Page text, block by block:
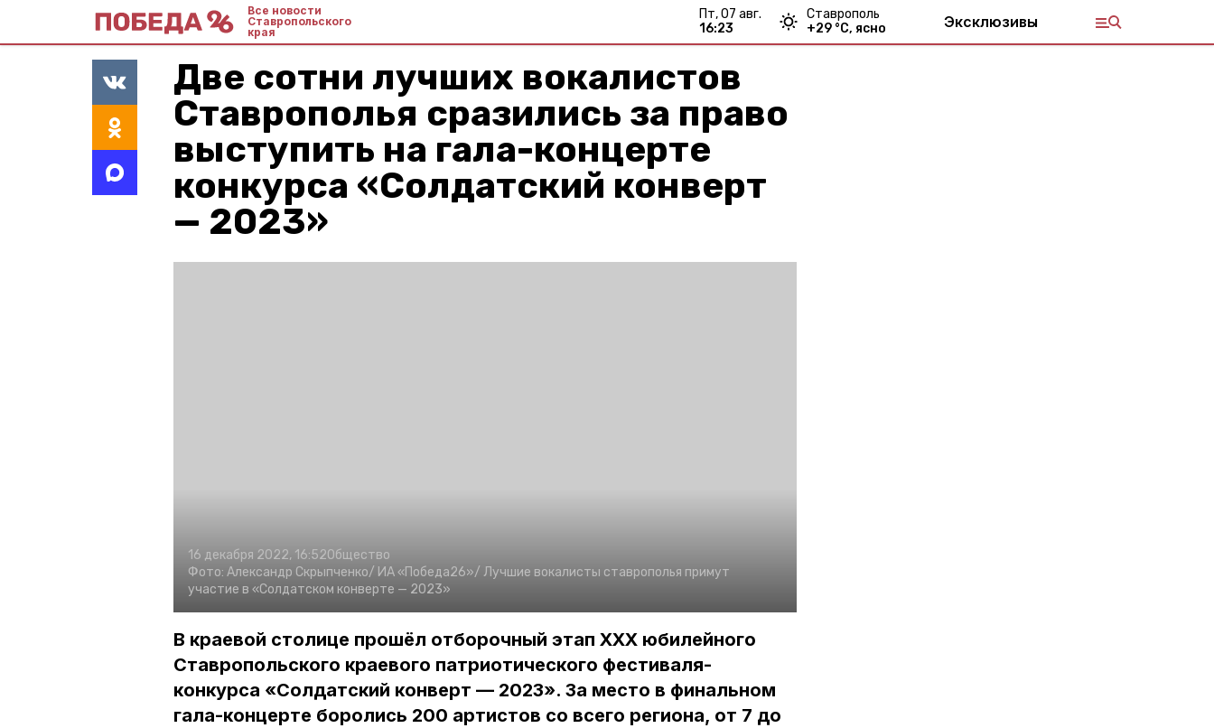
Все новости
Ставропольского
края
пт, 07 авг.
16:23
Ставрополь
+29 °С, ясно Эксклюзивы
Две сотни лучших вокалистов
Ставрополья сразились за право
выступить на гала-концерте
конкурса «Солдатский конверт
— 2023»
16 декабря 2022, 16:52Общество
Фото: Александр Скрыпченко/ ИА «Победа26»/ Лучшие вокалисты ставрополья примут
участие в «Солдатском конверте — 2023»
В краевой столице прошёл отборочный этап ХХХ юбилейного
Ставропольского краевого патриотического фестиваля-
конкурса «Солдатский конверт — 2023». За место в финальном
гала-концерте боролись 200 артистов со всего региона, от 7 до